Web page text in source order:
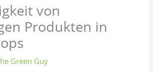
von
Produkten in
Green Guy